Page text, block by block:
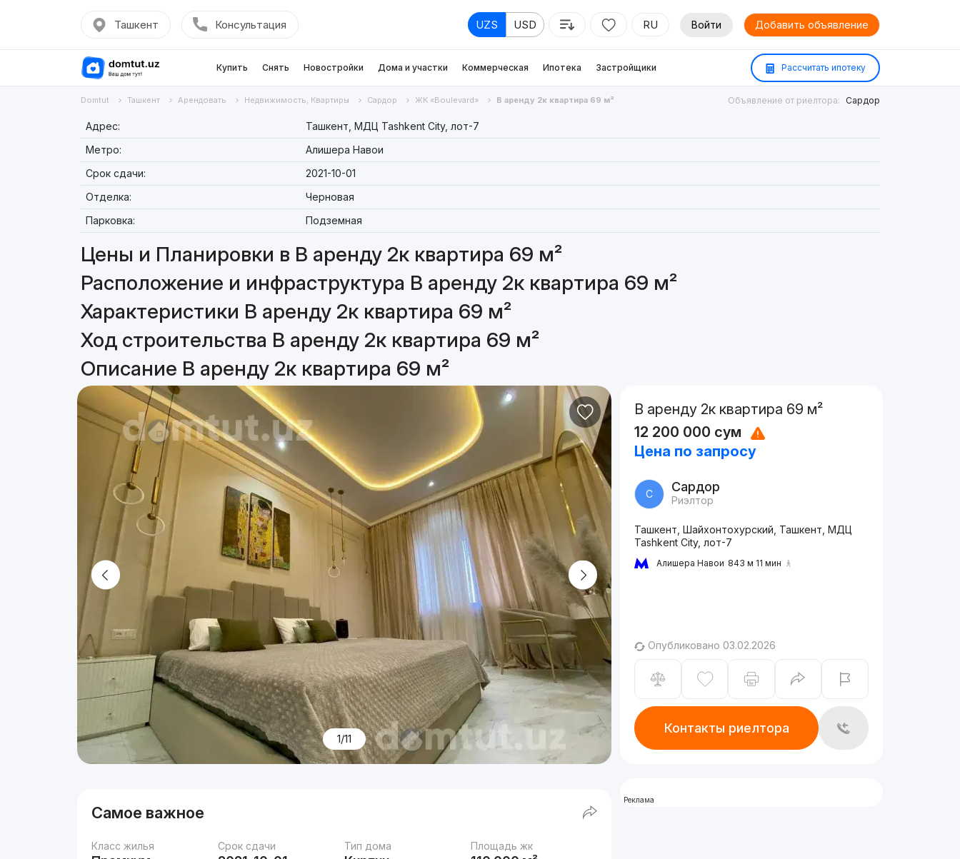
Ташкент Консультация UZS USD RU Войти Добавить объявление
Купить Снять Новостройки Дома и участки Коммерческая Ипотека Застройщики Рассчитать ипотеку
Domtut Ташкент Арендовать Недвижимость, Квартиры Сардор ЖК «Boulevard» В аренду 2к квартира 69 м² Объявление от риелтора: Сардор
Адрес:
Ташкент, МДЦ Tashkent City, лот-7
Метро:
Алишера Навои
Срок сдачи:
2021-10-01
Отделка:
Черновая
Парковка:
Подземная
Цены и Планировки в В аренду 2к квартира 69 м²
Расположение и инфраструктура В аренду 2к квартира 69 м²
Характеристики В аренду 2к квартира 69 м²
Ход строительства В аренду 2к квартира 69 м²
Описание В аренду 2к квартира 69 м²
1/11
Самое важное
Класс жилья Срок сдачи Тип дома Площадь жк
В аренду 2к квартира 69 м²
12 200 000 сум
Цена по запросу
С Сардор
Риэлтор
Ташкент, Шайхонтохурский, Ташкент, МДЦ
Tashkent City, лот-7
Алишера Навои 843 м 11 мин
Опубликовано 03.02.2026
Контакты риелтора
Реклама